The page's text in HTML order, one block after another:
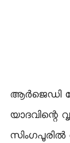
ആര്‍ജെഡി
യാദവിന്റെ
സിംഗപൂരിൽ